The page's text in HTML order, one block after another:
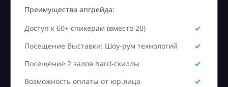
Преимущества апгрейда:
Доступ к 60+ спикерам (вместо 20)
Посещение Выставки: Шоу-рум технологий
Посещение 2 залов hard-скиллы
Возможность оплаты от юр.лица